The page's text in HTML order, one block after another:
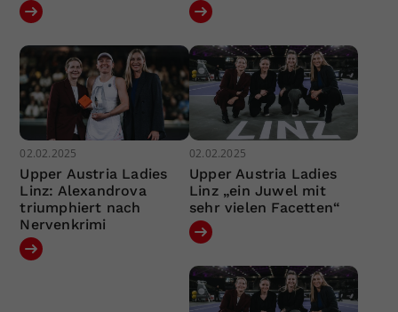
02.02.2025
Upper Austria Ladies
Linz: Alexandrova
triumphiert nach
Nervenkrimi
02.02.2025
Upper Austria Ladies
Linz „ein Juwel mit
sehr vielen Facetten“